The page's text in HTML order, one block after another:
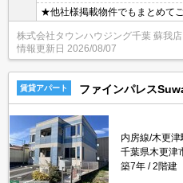
★他社様掲載物件でもまとめて
お時間の中で効率よくお部屋探
ただきます！お気軽にお問合せ下
株式会社タウンハウジング千葉 蘇我店
情報更新日 2026/08/07
賃貸アパート ファインパレス
内房線/木更
千葉県木更津
築7年
2階建